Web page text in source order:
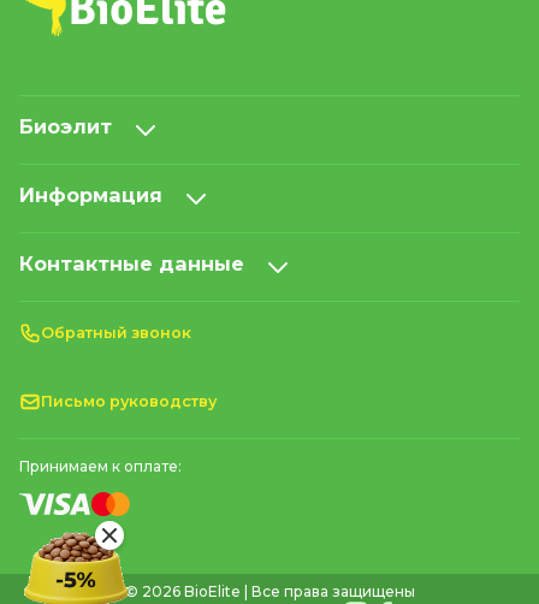
Биоэлит
Информация
Контактные данные
Обратный звонок
Письмо руководству
Принимаем к оплате:
© 2026 BioElite | Все права защищены